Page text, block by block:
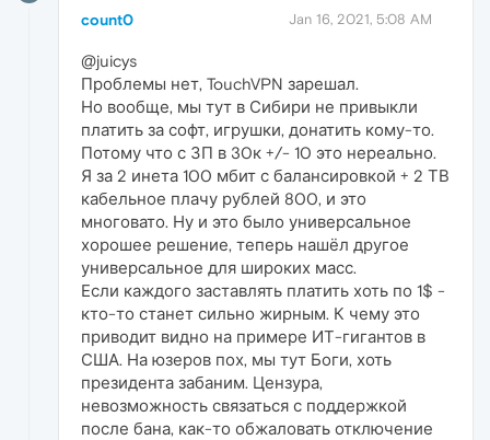
count0 Jan 16, 2021, 5:08 AM
@juicys
Проблемы нет, TouchVPN зарешал.
Но вообще, мы тут в Сибири не привыкли
платить за софт, игрушки, донатить кому-то.
Потому что с ЗП в 30к +/- 10 это нереально.
Я за 2 инета 100 мбит с балансировкой + 2 ТВ
кабельное плачу рублей 800, и это
многовато. Ну и это было универсальное
хорошее решение, теперь нашёл другое
универсальное для широких масс.
Если каждого заставлять платить хоть по 1$ -
кто-то станет сильно жирным. К чему это
приводит видно на примере ИТ-гигантов в
США. На юзеров пох, мы тут Боги, хоть
президента забаним. Цензура,
невозможность связаться с поддержкой
после бана, как-то обжаловать отключение